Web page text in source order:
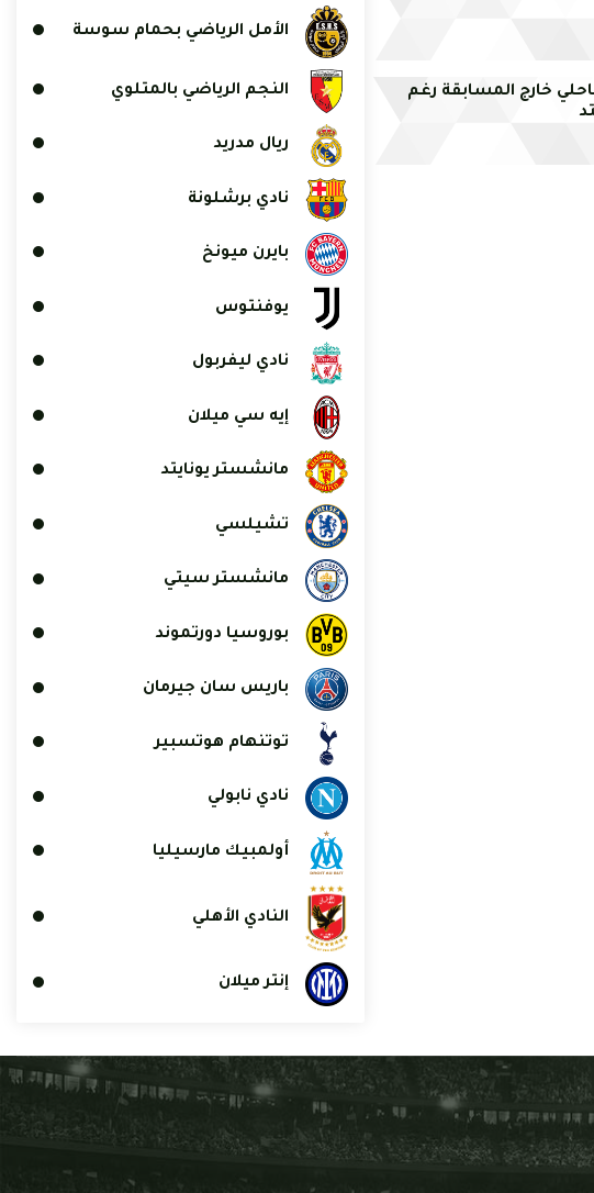
خارج المسابقة رغم
الأمل الرياضي بحمام سوسة
النجم الرياضي بالمتلوي
ريال مدريد
نادي برشلونة
بايرن ميونخ
يوفنتوس
نادي ليفربول
إيه سي ميلان
مانشستر يونايتد
تشيلسي
مانشستر سيتي
بوروسيا دورتموند
باريس سان جيرمان
توتنهام هوتسبير
نادي نابولي
أولمبيك مارسيليا
النادي الأهلي
إنتر ميلان